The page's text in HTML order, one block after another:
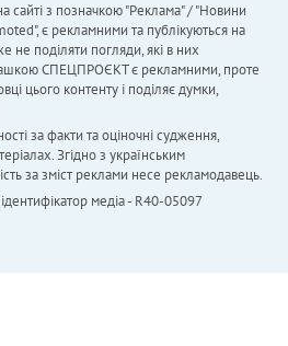
сайті з позначкою "Реклама" / "Новини
є рекламними та публікуються на
не поділяти погляди, які в них
СПЕЦПРОЄКТ є рекламними, проте
цього контенту і поділяє думки,
за факти та оціночні судження,
Згідно з українським
за зміст реклами несе рекламодавець.
медіа - R40-05097